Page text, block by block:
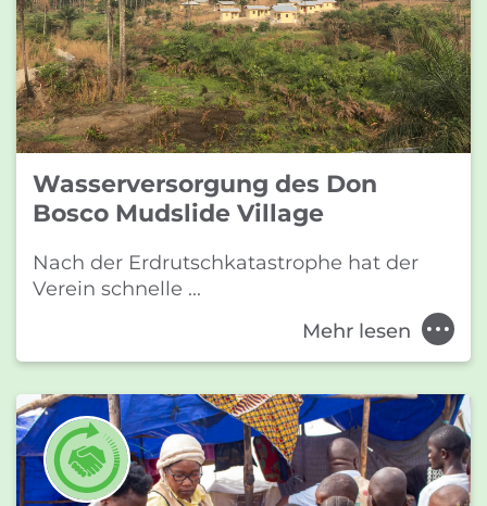
Wasserversorgung des Don
Bosco Mudslide Village
Nach der Erdrutschkatastrophe hat der
Verein schnelle ...
Mehr lesen